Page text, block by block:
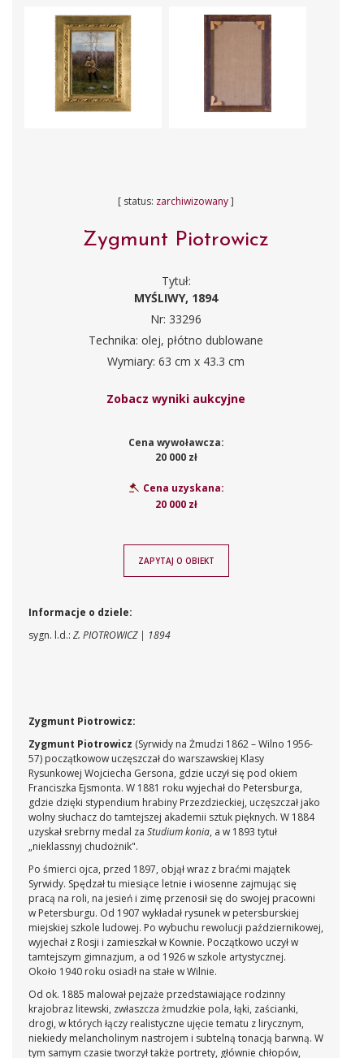
[ status: zarchiwizowany]
Zygmunt Piotrowicz
Tytuł:
MYŚLIWY, 1894
Nr: 33296
Technika: olej, płótno dublowane
Wymiary: 63 cm x 43.3 cm
Zobacz wyniki aukcyjne
Cena wywoławcza:
20 000 zł
Cena uzyskana:
20 000 zł
ZAPYTAJ O OBIEKT
Informacje o dziele:
sygn. l.d.: Z. PIOTROWICZ | 1894
Zygmunt Piotrowicz:
Zygmunt Piotrowicz (Syrwidy na Żmudzi 1862 – Wilno 1956-
57) początkowow uczęszczał do warszawskiej Klasy
Rysunkowej Wojciecha Gersona, gdzie uczył się pod okiem
Franciszka Ejsmonta. W 1881 roku wyjechał do Petersburga,
gdzie dzięki stypendium hrabiny Przezdzieckiej, uczęszczał jako
wolny słuchacz do tamtejszej akademii sztuk pięknych. W 1884
uzyskał srebrny medal za Studium konia, a w 1893 tytuł
„nieklassnyj chudożnik".
Po śmierci ojca, przed 1897, objął wraz z braćmi majątek
Syrwidy. Spędzał tu miesiące letnie i wiosenne zajmując się
pracą na roli, na jesień i zimę przenosił się do swojej pracowni
w Petersburgu. Od 1907 wykładał rysunek w petersburskiej
miejskiej szkole ludowej. Po wybuchu rewolucji październikowej,
wyjechał z Rosji i zamieszkał w Kownie. Początkowo uczył w
tamtejszym gimnazjum, a od 1926 w szkole artystycznej.
Około 1940 roku osiadł na stałe w Wilnie.
Od ok. 1885 malował pejzaże przedstawiające rodzinny
krajobraz litewski, zwłaszcza żmudzkie pola, łąki, zaścianki,
drogi, w których łączy realistyczne ujęcie tematu z lirycznym,
niekiedy melancholinym nastrojem i subtelną tonacją barwną. W
tym samym czasie tworzył także portrety, głównie chłopów,